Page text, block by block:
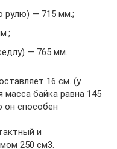
рулю) — 715 мм.;
— 765 мм.
16 см. (у
масса байка равна 145
он способен
и
250 см3.